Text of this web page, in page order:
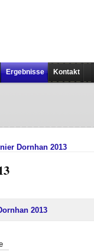
Ergebnisse Kontakt
Dornhan 2013
2013